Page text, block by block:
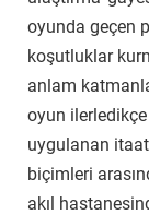
oyunda geçen
koşutluklar
anlam
oyun
uygulanan
biçimleri
akıl